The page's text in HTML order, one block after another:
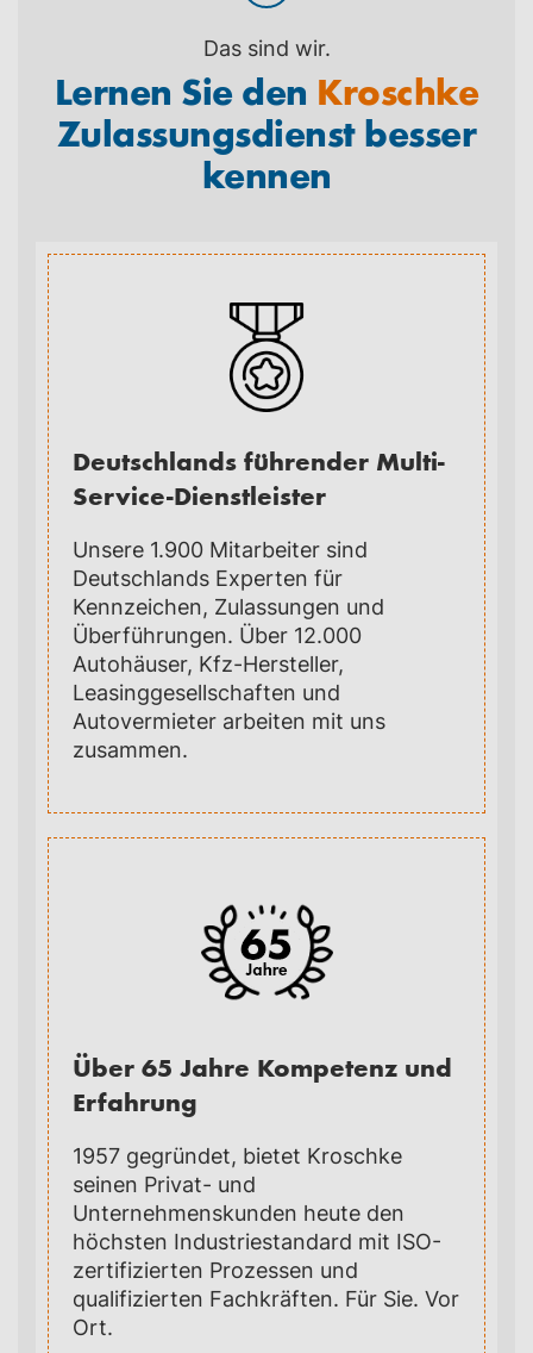
Das sind wir.
Lernen Sie den Kroschke
Zulassungsdienst besser
kennen
Deutschlands führender Multi-
Service-Dienstleister
Unsere 1.900 Mitarbeiter sind
Deutschlands Experten für
Kennzeichen, Zulassungen und
Überführungen. Über 12.000
Autohäuser, Kfz-Hersteller,
Leasinggesellschaften und
Autovermieter arbeiten mit uns
zusammen.
Über 65 Jahre Kompetenz und
Erfahrung
1957 gegründet, bietet Kroschke
seinen Privat- und
Unternehmenskunden heute den
höchsten Industriestandard mit ISO-
zertifizierten Prozessen und
qualifizierten Fachkräften. Für Sie. Vor
Ort.